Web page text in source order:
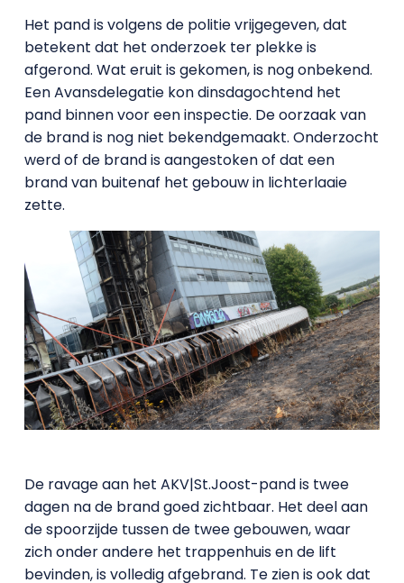
Het pand is volgens de politie vrijgegeven, dat
betekent dat het onderzoek ter plekke is
afgerond. Wat eruit is gekomen, is nog onbekend.
Een Avansdelegatie kon dinsdagochtend het
pand binnen voor een inspectie. De oorzaak van
de brand is nog niet bekendgemaakt. Onderzocht
werd of de brand is aangestoken of dat een
brand van buitenaf het gebouw in lichterlaaie
zette.
De ravage aan het AKV|St.Joost-pand is twee
dagen na de brand goed zichtbaar. Het deel aan
de spoorzijde tussen de twee gebouwen, waar
zich onder andere het trappenhuis en de lift
bevinden, is volledig afgebrand. Te zien is ook dat